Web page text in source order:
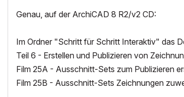
Genau, auf der ArchiCAD 8 R2/v2 CD:
Im Ordner "Schritt für Schritt Interaktiv" das
Teil 6 - Erstellen und Publizieren von
Film 25A - Ausschnitt-Sets zum Publizieren
Film 25B - Ausschnitt-Sets Zeichnungen